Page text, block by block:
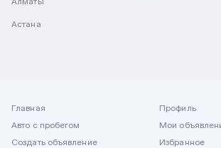
Астана
Главная
Авто с пробегом
Создать объявление
Профиль
Мои
Избранное